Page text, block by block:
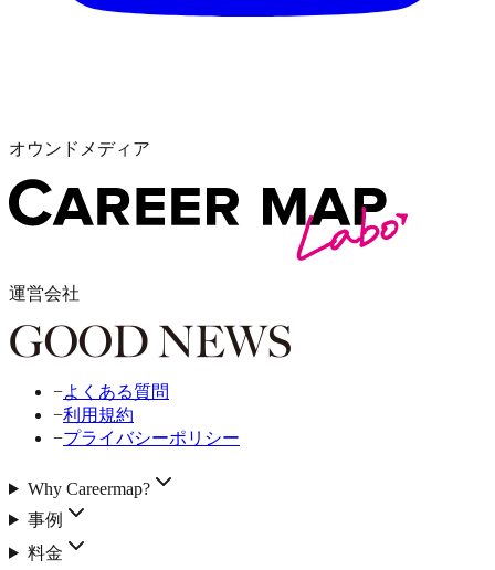
オウンドメディア
運営会社
−よくある質問
−利用規約
−プライバシーポリシー
Why Careermap?
事例
料金